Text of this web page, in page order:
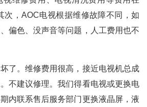
次，AOC电视根据维修故障不同，如
偏色、没声音等问题，人工费用也不
了。维修费用很高，接近电视机总成
不建议修理。我们得看电视或更换电
内联系售后服务部门更换液晶屏，液